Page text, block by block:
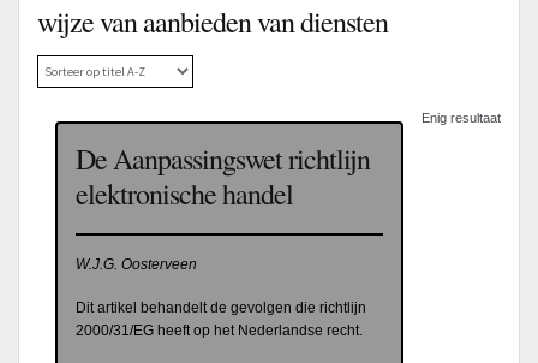
wijze van aanbieden van diensten
Enig resultaat
De Aanpassingswet richtlijn
elektronische handel
W.J.G. Oosterveen
Dit artikel behandelt de gevolgen die richtlijn
2000/31/EG heeft op het Nederlandse recht.